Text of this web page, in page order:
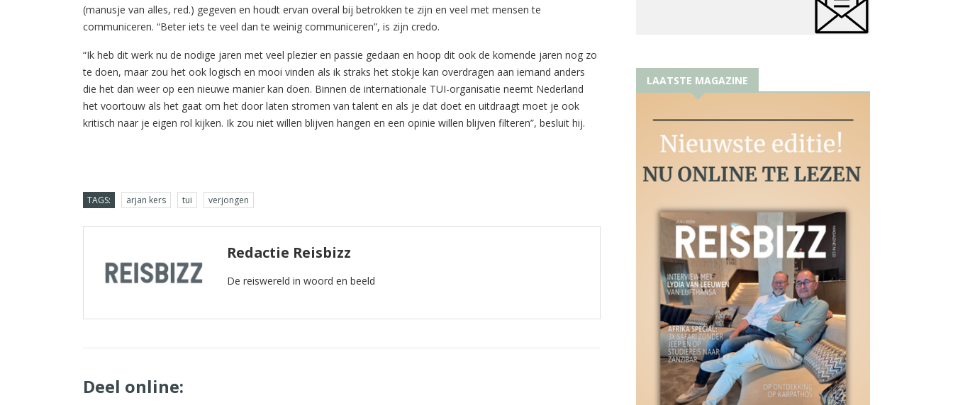
(manusje van alles, red.) gegeven en houdt ervan overal bij betrokken te zijn en veel met mensen te
communiceren. “Beter iets te veel dan te weinig communiceren”, is zijn credo.
“Ik heb dit werk nu de nodige jaren met veel plezier en passie gedaan en hoop dit ook de komende jaren nog zo
te doen, maar zou het ook logisch en mooi vinden als ik straks het stokje kan overdragen aan iemand anders
die het dan weer op een nieuwe manier kan doen. Binnen de internationale TUI-organisatie neemt Nederland
het voortouw als het gaat om het door laten stromen van talent en als je dat doet en uitdraagt moet je ook
kritisch naar je eigen rol kijken. Ik zou niet willen blijven hangen en een opinie willen blijven filteren”, besluit hij.
TAGS: arjan kers tui verjongen
Redactie Reisbizz
De reiswereld in woord en beeld
Deel online:
LAATSTE MAGAZINE